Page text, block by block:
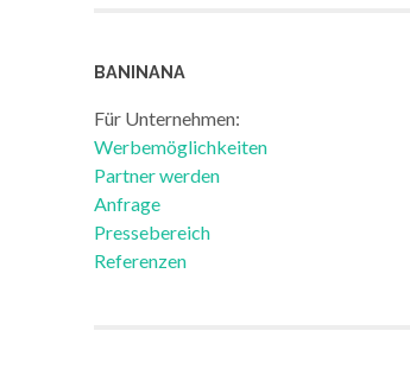
BANINANA
Für Unternehmen:
Werbemöglichkeiten
Partner werden
Anfrage
Pressebereich
Referenzen